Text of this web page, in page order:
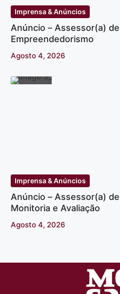
Imprensa & Anúncios
Anúncio – Assessor(a) de
Empreendedorismo
Agosto 4, 2026
Imprensa & Anúncios
Anúncio – Assessor(a) de
Monitoria e Avaliação
Agosto 4, 2026